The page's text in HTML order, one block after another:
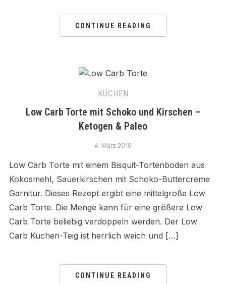
CONTINUE READING
KUCHEN
Low Carb Torte mit Schoko und Kirschen –
Ketogen & Paleo
4. März 2019
Low Carb Torte mit einem Bisquit-Tortenboden aus
Kokosmehl, Sauerkirschen mit Schoko-Buttercreme
Garnitur. Dieses Rezept ergibt eine mittelgroße Low
Carb Torte. Die Menge kann für eine größere Low
Carb Torte beliebig verdoppeln werden. Der Low
Carb Kuchen-Teig ist herrlich weich und […]
CONTINUE READING